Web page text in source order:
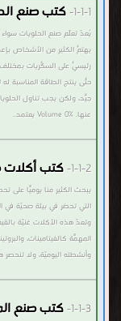
1-1-1- كتب صنع
يُعدّ تعلّم صنع الحلويات سواء
يهتمّ الكثير من الأشخاص
رئيسيّ على السُكّريات بمختلف
حتّى ينتج الطاقة المناسبة
جيّد، ولكن يجب تناول
عنها. Volume 0% يعتمد..
1-1-2- كتب
يبحث الكثير منا يوميّاً على
التي تحضر في بيئة صحيّة في
وتعدّ هذه الأكلات غنيّة
المهمّة كالفيتامينات،
وأنشطته اليوميّة، ولا تنحصر
1-1-3- كتب صنع